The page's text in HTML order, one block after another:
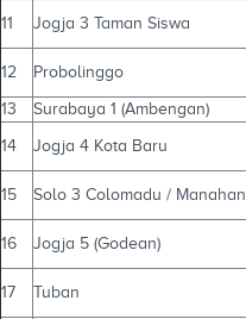
11 Jogja 3 Taman Siswa
12 Probolinggo
13
Surabaya 1 (Ambengan)
14 Jogja 4 Kota Baru
15 Solo 3 Colomadu / Manahan
16 Jogja 5 (Godean)
17 Tuban